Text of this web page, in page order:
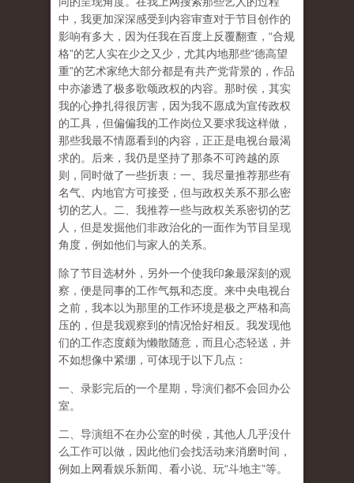
中，我更加深深感受到内容审查对于节目创作的
影响有多大，因为任我在百度上反覆翻查，“合规
格”的艺人实在少之又少，尤其内地那些“德高望
重”的艺术家绝大部分都是有共产党背景的，作品
中亦渗透了极多歌颂政权的内容。那时侯，其实
我的心挣扎得很厉害，因为我不愿成为宣传政权
的工具，但偏偏我的工作岗位又要求我这样做，
那些我最不情愿看到的内容，正正是电视台最渴
求的。后来，我仍是坚持了那条不可跨越的原
则，同时做了一些折衷：一、我尽量推荐那些有
名气、内地官方可接受，但与政权关系不那么密
切的艺人。二、我推荐一些与政权关系密切的艺
人，但是发掘他们非政治化的一面作为节目呈现
角度，例如他们与家人的关系。
除了节目选材外，另外一个使我印象最深刻的观
察，便是同事的工作气氛和态度。来中央电视台
之前，我本以为那里的工作环境是极之严格和高
压的，但是我观察到的情况恰好相反。我发现他
们的工作态度颇为懒散随意，而且心态轻送，并
不如想像中紧绷，可体现于以下几点：
一、录影完后的一个星期，导演们都不会回办公
室。
二、导演组不在办公室的时侯，其他人几乎没什
么工作可以做，因此他们会找活动来消磨时间，
例如上网看娱乐新闻、看小说、玩“斗地主”等。